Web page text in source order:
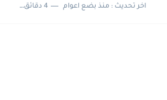
اخر تحديث :منذ بضع اعوام 4 دقائق للقراءة